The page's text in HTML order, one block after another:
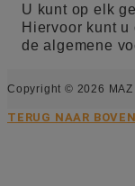
U kunt op elk
Hiervoor kunt
de algemene
Copyright © 2026
TERUG NAAR BOVEN